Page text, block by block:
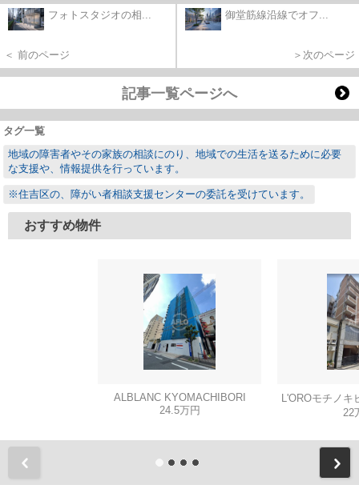
フォトスタジオの相...
＜ 前のページ
御堂筋線沿線でオフ...
＞次のページ
記事一覧ページへ
タグ一覧
地域の障害者やその家族の相談にのり、地域での生活を送るために必要
な支援や、情報提供を行っています。
※住吉区の、障がい者相談支援センターの委託を受けています。
おすすめ物件
ALBLANC KYOMACHIBORI
24.5万円
L'OROモチノ
22